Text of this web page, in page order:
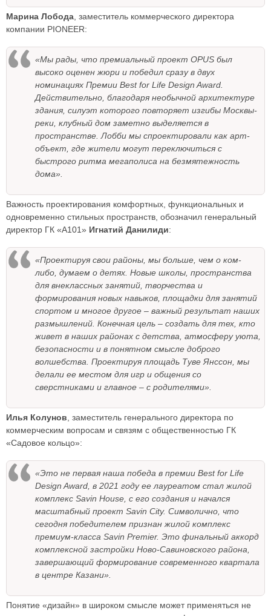
Марина Лобода , заместитель коммерческого директора
компании PIONEER:
«Мы рады, что премиальный проект OPUS был
высоко оценен жюри и победил сразу в двух
номинациях Премии Best for Life Design Award.
Действительно, благодаря необычной архитектуре
здания, силуэт которого повторяет изгибы Москвы-
реки, клубный дом заметно выделяется в
пространстве. Лобби мы спроектировали как арт-
объект, где жители могут переключиться с
быстрого ритма мегаполиса на безмятежность
дома».
Важность проектирования комфортных, функциональных и
одновременно стильных пространств, обозначил генеральный
директор ГК «А101» Игнатий Данилиди:
«Проектируя свои районы, мы больше, чем о ком-
либо, думаем о детях. Новые школы, пространства
для внеклассных занятий, творчества и
формирования новых навыков, площадки для занятий
спортом и многое другое – важный результат наших
размышлений. Конечная цель – создать для тех, кто
живет в наших районах с детства, атмосферу уюта,
безопасности и в понятном смысле доброго
волшебства. Проектируя площадь Туве Янссон, мы
делали ее местом для игр и общения со
сверстниками и главное – с родителями».
Илья Колунов , заместитель генерального директора по
коммерческим вопросам и связям с общественностью ГК
«Садовое кольцо»:
«Это не первая наша победа в премии Best for Life
Design Award, в 2021 году ее лауреатом стал жилой
комплекс Savin House, с его создания и начался
масштабный проект Savin City. Символично, что
сегодня победителем признан жилой комплекс
премиум-класса Savin Premier. Это финальный аккорд
комплексной застройки Ново-Савиновского района,
завершающий формирование современного квартала
в центре Казани».
Понятие «дизайн» в широком смысле может применяться не